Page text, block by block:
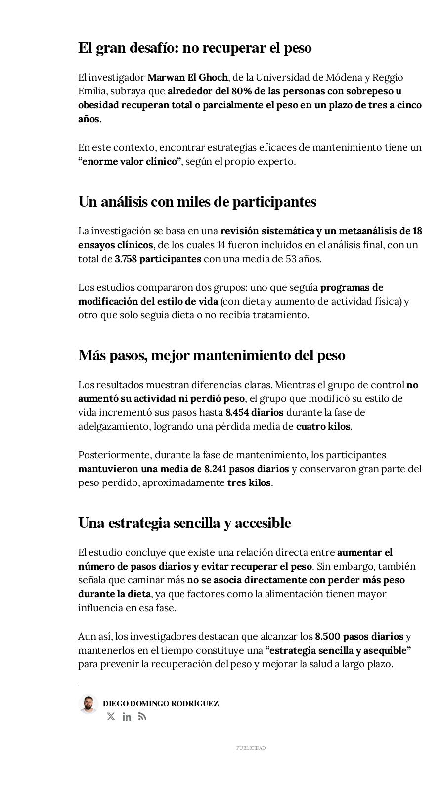
El gran desafío: no recuperar el peso
El investigador Marwan El Ghoch, de la Universidad de Módena y Reggio
Emilia, subraya quealrededor del 80% de las personas con sobrepeso u
obesidad recuperan total o parcialmente el peso en un plazo de tres a cinco
años.
En este contexto, encontrar estrategias eficaces de mantenimiento tiene un
“enorme valor clínico”, según el propio experto.
Un análisis con miles de participantes
La investigación se basa en una revisión sistemática y un metaanálisis de 18
ensayos clínicos, de los cuales 14 fueron incluidos en el análisis final, con un
total de3.758 participantes con una media de 53 años.
Los estudios compararon dos grupos: uno que seguía programas de
modificación del estilo de vida(con dieta y aumento de actividad física) y
otro que solo seguía dieta o no recibía tratamiento.
Más pasos, mejor mantenimiento del peso
Los resultados muestran diferencias claras. Mientras el grupo de controlno
aumentó su actividad ni perdió peso, el grupo que modificó su estilo de
vida incrementó sus pasos hasta 8.454 diarios durante la fase de
adelgazamiento, logrando una pérdida media de cuatro kilos.
Posteriormente, durante la fase de mantenimiento, los participantes
mantuvieron una media de 8.241 pasos diarios y conservaron gran parte del
peso perdido, aproximadamente tres kilos.
Una estrategia sencilla y accesible
El estudio concluye que existe una relación directa entreaumentar el
número de pasos diarios y evitar recuperar el peso. Sin embargo, también
señala que caminar másno se asocia directamente con perder más peso
durante la dieta, ya que factores como la alimentación tienen mayor
influencia en esa fase.
Aun así, los investigadores destacan que alcanzar los 8.500 pasos diarios y
mantenerlos en el tiempo constituye una “estrategia sencilla y asequible”
para prevenir la recuperación del peso y mejorar la salud a largo plazo.
DIEGO DOMINGO RODRÍGUEZ